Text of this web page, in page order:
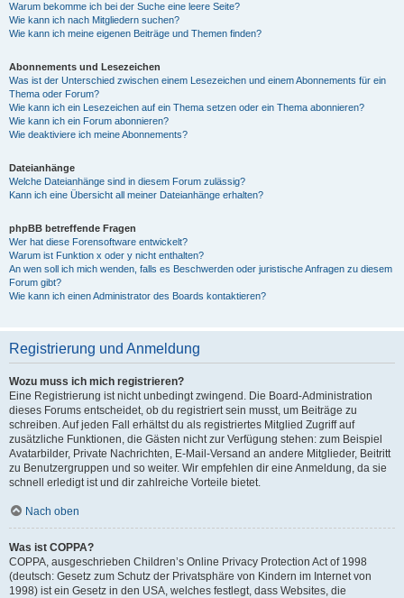
Warum bekomme ich bei der Suche eine leere Seite?
Wie kann ich nach Mitgliedern suchen?
Wie kann ich meine eigenen Beiträge und Themen finden?
Abonnements und Lesezeichen
Was ist der Unterschied zwischen einem Lesezeichen und einem Abonnements für ein
Thema oder Forum?
Wie kann ich ein Lesezeichen auf ein Thema setzen oder ein Thema abonnieren?
Wie kann ich ein Forum abonnieren?
Wie deaktiviere ich meine Abonnements?
Dateianhänge
Welche Dateianhänge sind in diesem Forum zulässig?
Kann ich eine Übersicht all meiner Dateianhänge erhalten?
phpBB betreffende Fragen
Wer hat diese Forensoftware entwickelt?
Warum ist Funktion x oder y nicht enthalten?
An wen soll ich mich wenden, falls es Beschwerden oder juristische Anfragen zu diesem
Forum gibt?
Wie kann ich einen Administrator des Boards kontaktieren?
Registrierung und Anmeldung
Wozu muss ich mich registrieren?
Eine Registrierung ist nicht unbedingt zwingend. Die Board-Administration
dieses Forums entscheidet, ob du registriert sein musst, um Beiträge zu
schreiben. Auf jeden Fall erhältst du als registriertes Mitglied Zugriff auf
zusätzliche Funktionen, die Gästen nicht zur Verfügung stehen: zum Beispiel
Avatarbilder, Private Nachrichten, E-Mail-Versand an andere Mitglieder, Beitritt
zu Benutzergruppen und so weiter. Wir empfehlen dir eine Anmeldung, da sie
schnell erledigt ist und dir zahlreiche Vorteile bietet.
Nach oben
Was ist COPPA?
COPPA, ausgeschrieben Children’s Online Privacy Protection Act of 1998
(deutsch: Gesetz zum Schutz der Privatsphäre von Kindern im Internet von
1998) ist ein Gesetz in den USA, welches festlegt, dass Websites, die